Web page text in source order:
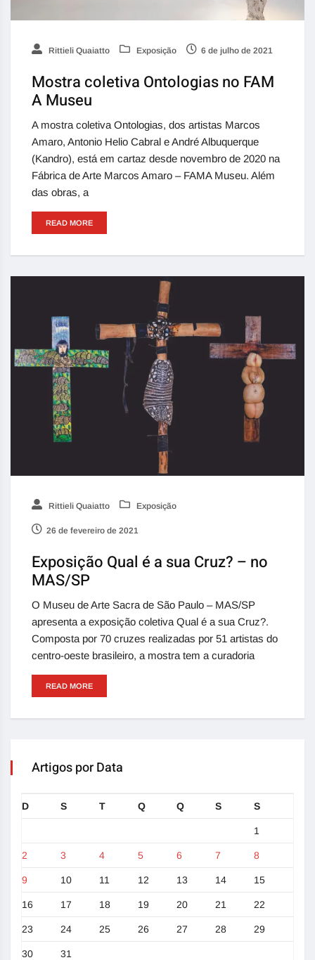
Rittieli Quaiatto Exposição 6 de julho de 2021
Mostra coletiva Ontologias no FAM
A Museu
A mostra coletiva Ontologias, dos artistas Marcos
Amaro, Antonio Helio Cabral e André Albuquerque
(Kandro), está em cartaz desde novembro de 2020 na
Fábrica de Arte Marcos Amaro – FAMA Museu. Além
das obras, a
READ MORE
Rittieli Quaiatto Exposição
26 de fevereiro de 2021
Exposição Qual é a sua Cruz? – no
MAS/SP
O Museu de Arte Sacra de São Paulo – MAS/SP
apresenta a exposição coletiva Qual é a sua Cruz?.
Composta por 70 cruzes realizadas por 51 artistas do
centro-oeste brasileiro, a mostra tem a curadoria
READ MORE
Artigos por Data
D S T Q Q S S
1
2 3 4 5 6 7 8
9 10 11 12 13 14 15
16 17 18 19 20 21 22
23 24 25 26 27 28 29
30 31